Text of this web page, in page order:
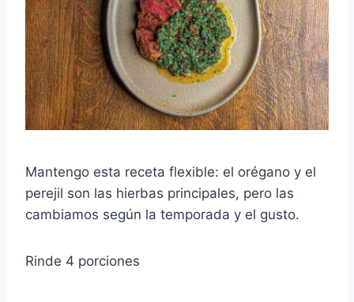
Mantengo esta receta flexible: el orégano y el
perejil son las hierbas principales, pero las
cambiamos según la temporada y el gusto.
Rinde 4 porciones